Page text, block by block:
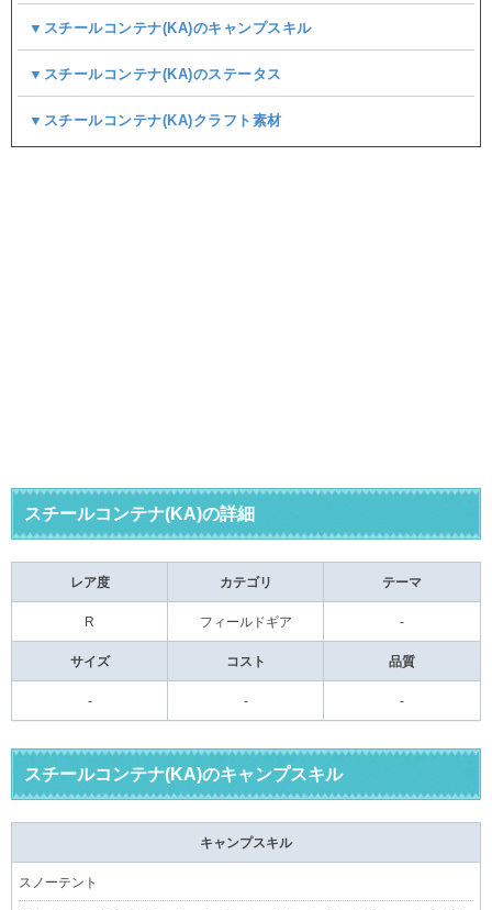
▼スチールコンテナ(KA)のキャンプスキル
▼スチールコンテナ(KA)のステータス
▼スチールコンテナ(KA)クラフト素材
スチールコンテナ(KA)の詳細
レア度 カテゴリ テーマ
R フィールドギア -
サイズ コスト 品質
- - -
スチールコンテナ(KA)のキャンプスキル
キャンプスキル
スノーテント